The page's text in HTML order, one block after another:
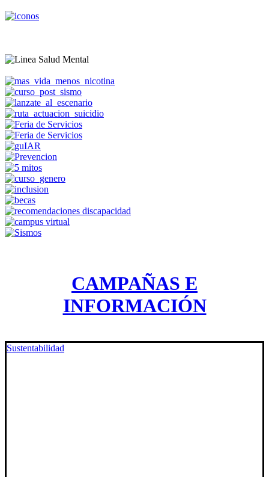
CAMPAÑAS E
INFORMACIÓN
Sustentabilidad